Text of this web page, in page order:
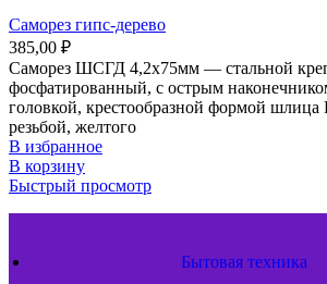
Саморез гипс-дерево
385,00 ₽
Саморез ШСГД 4,2х75мм — стальной
фосфатированный, с острым
головкой, крестообразной формой шлица
резьбой, желтого
В избранное
В корзину
Быстрый просмотр
Бытовая техника